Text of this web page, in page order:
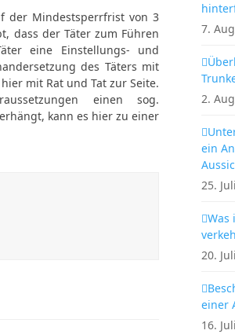
der Mindestsperrfrist von 3
dass der Täter zum Führen
eine Einstellungs- und
des Täters mit
mit Rat und Tat zur Seite.
einen sog.
kann es hier zu einer
7.
2.
ein
25.
Was
20.
einer
16.